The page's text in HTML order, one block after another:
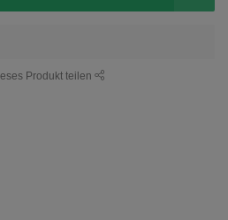
Produkt teilen